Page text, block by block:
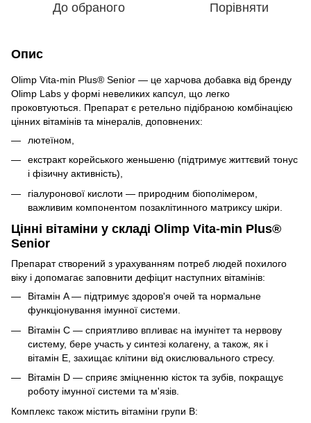
До обраного Порівняти
Опис
Olimp Vita-min Plus® Senior — це харчова добавка від бренду
Olimp Labs у формі невеликих капсул, що легко
проковтуються. Препарат є ретельно підібраною комбінацією
цінних вітамінів та мінералів, доповнених:
лютеїном,
екстракт корейського женьшеню (підтримує життєвий тонус
і фізичну активність),
гіалуронової кислоти — природним біополімером,
важливим компонентом позаклітинного матриксу шкіри.
Цінні вітаміни у складі Olimp Vita-min Plus®
Senior
Препарат створений з урахуванням потреб людей похилого
віку і допомагає заповнити дефіцит наступних вітамінів:
Вітамін A — підтримує здоров'я очей та нормальне
функціонування імунної системи.
Вітамін C — сприятливо впливає на імунітет та нервову
систему, бере участь у синтезі колагену, а також, як і
вітамін E, захищає клітини від окислювального стресу.
Вітамін D — сприяє зміцненню кісток та зубів, покращує
роботу імунної системи та м'язів.
Комплекс також містить вітаміни групи B: